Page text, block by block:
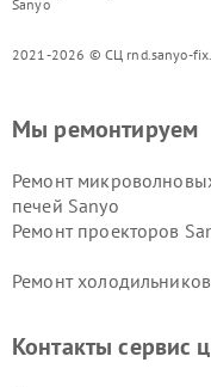
Sanyo
2021-2026 © СЦ rnd.sanyo-
Мы ремонтируем
Ремонт
печей Sanyo
Ремонт проекторов
Ремонт
Контакты сервис